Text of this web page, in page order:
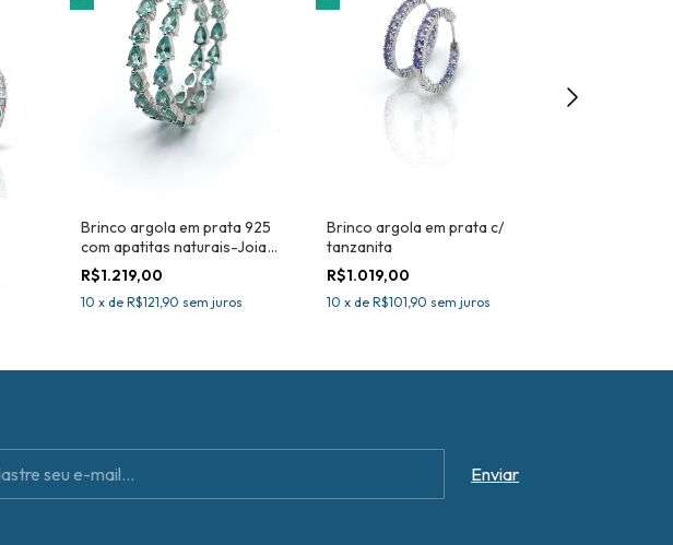
Brinco argola em prata 925
com apatitas naturais-Joia
Certificada
R$1.219,00
10 x de R$121,90 sem juros
Brinco argola em prata c/
tanzanita
R$1.019,00
10 x de R$101,90 sem juros